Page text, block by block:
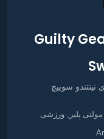
Guilty
نینتندو سوییچ
مولتی پلیر ورزشی